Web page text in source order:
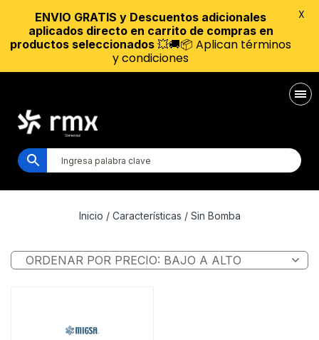
Inicio / Características / Sin Bomba
ENVIO GRATIS y Descuentos adicionales
aplicados directo en carrito de compras en
productos seleccionados 💥🚚📦 Aplican términos
y condiciones
X